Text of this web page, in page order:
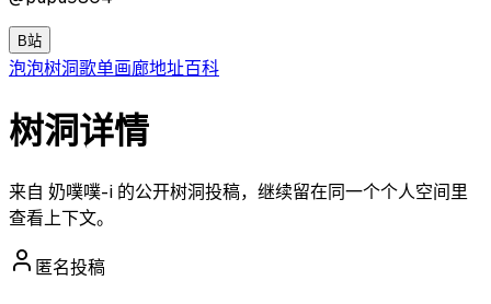
B站
泡泡树洞歌单画廊地址百科
树洞详情
来自 奶噗噗-i 的公开树洞投稿，继续留在同一个个人空间里
查看上下文。
匿名投稿